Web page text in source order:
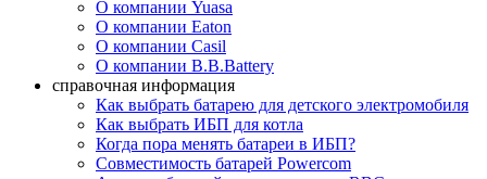
О компании Yuasa
О компании Eaton
О компании Casil
О компании B.B.Battery
справочная информация
Как выбрать батарею для детского электромобиля
Как выбрать ИБП для котла
Когда пора менять батареи в ИБП?
Совместимость батарей Powercom